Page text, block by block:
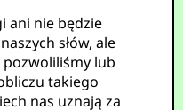
ani nie będzie
słów, ale
lub
takiego
nas uznają za